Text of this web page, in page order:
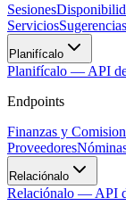
Sesiones
Servicios
Planifícalo
Planifícalo — API
Endpoints
Finanzas y
Proveedores
Relaciónalo
Relaciónalo — API